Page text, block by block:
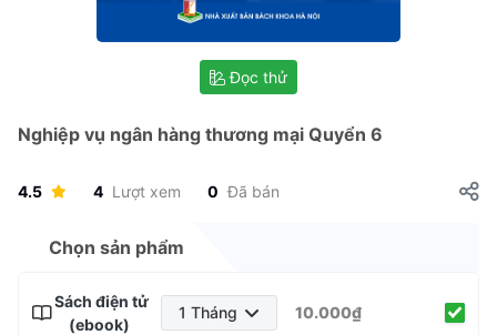
Đọc thử
Nghiệp vụ ngân hàng thương mại Quyển 6
4.5 4 Lượt xem 0 Đã bán
Chọn sản phẩm
Sách điện tử
(ebook)
1 Tháng 10.000₫